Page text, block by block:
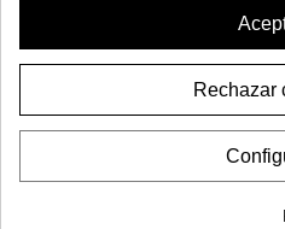
POD DESECHABLE
AÑADIR A
Rechazar